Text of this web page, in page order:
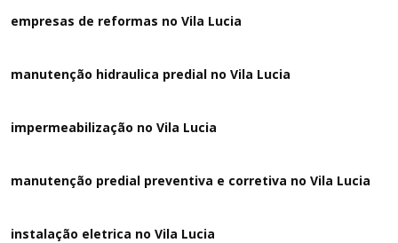
empresas de reformas no Vila Lucia
manutenção hidraulica predial no Vila Lucia
impermeabilização no Vila Lucia
manutenção predial preventiva e corretiva no Vila Lucia
instalação eletrica no Vila Lucia